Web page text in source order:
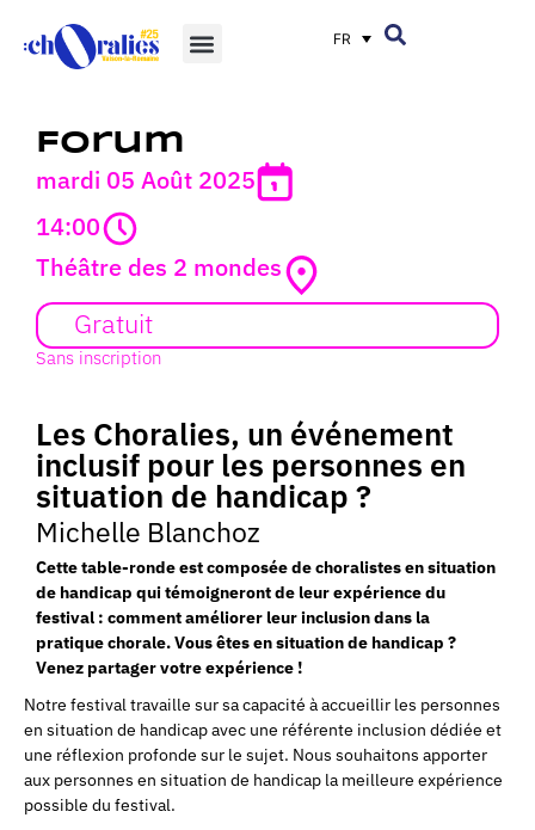
FR
Forum
mardi 05 Août 2025
14:00
Théâtre des 2 mondes
Gratuit
Sans inscription
Les Choralies, un événement
inclusif pour les personnes en
situation de handicap ?
Michelle Blanchoz
Cette table-ronde est composée de choralistes en situation
de handicap qui témoigneront de leur expérience du
festival : comment améliorer leur inclusion dans la
pratique chorale. Vous êtes en situation de handicap ?
Venez partager votre expérience !
Notre festival travaille sur sa capacité à accueillir les personnes
en situation de handicap avec une référente inclusion dédiée et
une réflexion profonde sur le sujet. Nous souhaitons apporter
aux personnes en situation de handicap la meilleure expérience
possible du festival.